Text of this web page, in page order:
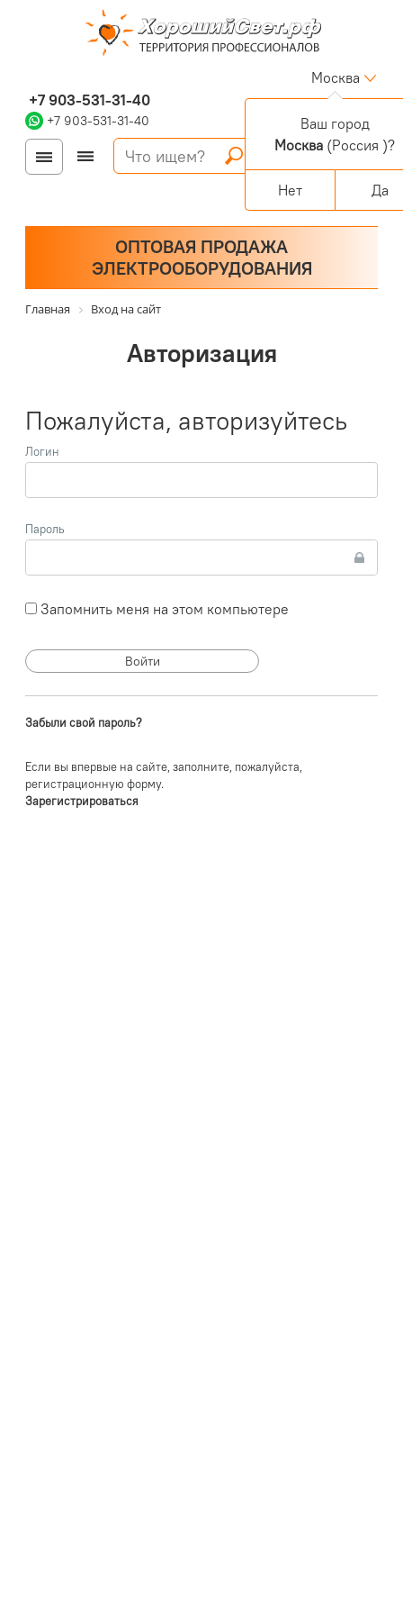
+7 903-531-31-40
+7 903-531-31-40
Москва
Войти
Регистрация
Корзина
0 позиций
Персональный раздел
ОПТОВАЯ ПРОДАЖА
ЭЛЕКТРООБОРУДОВАНИЯ
Главная Вход на сайт
Авторизация
Пожалуйста, авторизуйтесь
Логин
Пароль
Запомнить меня на этом компьютере
Забыли свой пароль?
Если вы впервые на сайте, заполните, пожалуйста,
регистрационную форму.
Зарегистрироваться
Ваш город
Москва (Россия )?
Нет Да